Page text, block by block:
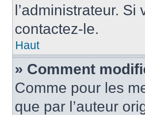
l’administrateur.
contactez-le.
Haut
» Comment
Comme pour les
que par l’auteur